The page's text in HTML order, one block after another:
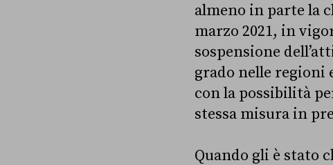
almeno in parte la
marzo 2021, in
sospensione
grado nelle regioni
con la possibilità
stessa misura in
Quando gli è stato